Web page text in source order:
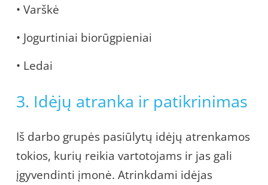
• Varškė
• Jogurtiniai biorūgpieniai
• Ledai
3. Idėjų atranka ir patikrinimas
Iš darbo grupės pasiūlytų idėjų atrenkamos
tokios, kurių reikia vartotojams ir jas gali
įgyvendinti įmonė. Atrinkdami idėjas